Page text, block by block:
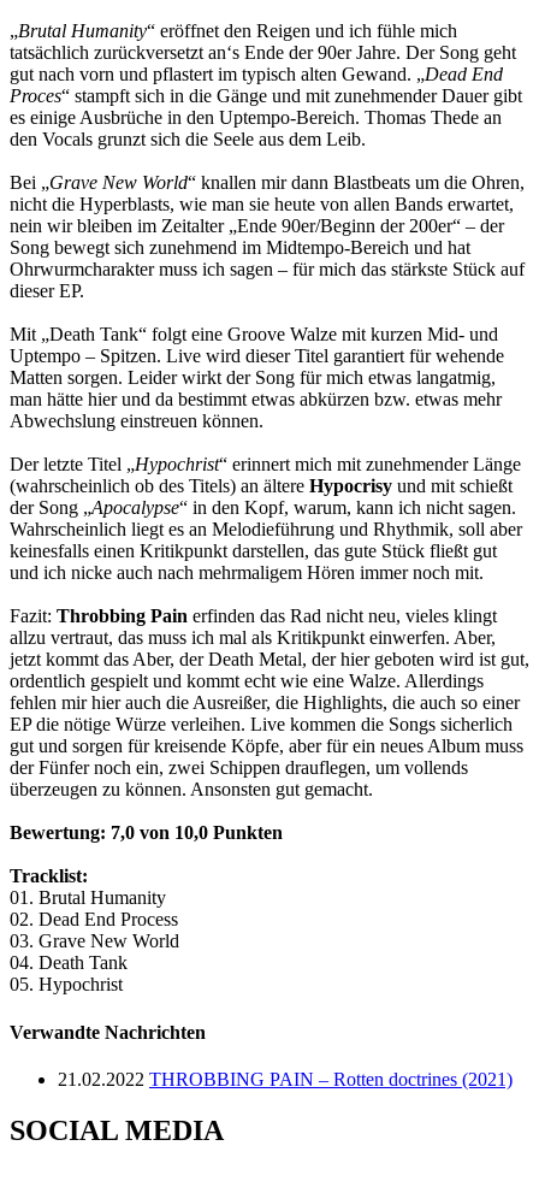
„Brutal Humanity“ eröffnet den Reigen und ich fühle mich
tatsächlich zurückversetzt an‘s Ende der 90er Jahre. Der Song geht
gut nach vorn und pflastert im typisch alten Gewand. „Dead End
Proces“ stampft sich in die Gänge und mit zunehmender Dauer gibt
es einige Ausbrüche in den Uptempo-Bereich. Thomas Thede an
den Vocals grunzt sich die Seele aus dem Leib.
Bei „Grave New World“ knallen mir dann Blastbeats um die Ohren,
nicht die Hyperblasts, wie man sie heute von allen Bands erwartet,
nein wir bleiben im Zeitalter „Ende 90er/Beginn der 200er“ – der
Song bewegt sich zunehmend im Midtempo-Bereich und hat
Ohrwurmcharakter muss ich sagen – für mich das stärkste Stück auf
dieser EP.
Mit „Death Tank“ folgt eine Groove Walze mit kurzen Mid- und
Uptempo – Spitzen. Live wird dieser Titel garantiert für wehende
Matten sorgen. Leider wirkt der Song für mich etwas langatmig,
man hätte hier und da bestimmt etwas abkürzen bzw. etwas mehr
Abwechslung einstreuen können.
Der letzte Titel „Hypochrist“ erinnert mich mit zunehmender Länge
(wahrscheinlich ob des Titels) an ältere Hypocrisy und mit schießt
der Song „Apocalypse“ in den Kopf, warum, kann ich nicht sagen.
Wahrscheinlich liegt es an Melodieführung und Rhythmik, soll aber
keinesfalls einen Kritikpunkt darstellen, das gute Stück fließt gut
und ich nicke auch nach mehrmaligem Hören immer noch mit.
Fazit: Throbbing Pain erfinden das Rad nicht neu, vieles klingt
allzu vertraut, das muss ich mal als Kritikpunkt einwerfen. Aber,
jetzt kommt das Aber, der Death Metal, der hier geboten wird ist gut,
ordentlich gespielt und kommt echt wie eine Walze. Allerdings
fehlen mir hier auch die Ausreißer, die Highlights, die auch so einer
EP die nötige Würze verleihen. Live kommen die Songs sicherlich
gut und sorgen für kreisende Köpfe, aber für ein neues Album muss
der Fünfer noch ein, zwei Schippen drauflegen, um vollends
überzeugen zu können. Ansonsten gut gemacht.
Bewertung: 7,0 von 10,0 Punkten
Tracklist:
01. Brutal Humanity
02. Dead End Process
03. Grave New World
04. Death Tank
05. Hypochrist
Verwandte Nachrichten
21.02.2022 THROBBING PAIN – Rotten doctrines (2021)
SOCIAL MEDIA